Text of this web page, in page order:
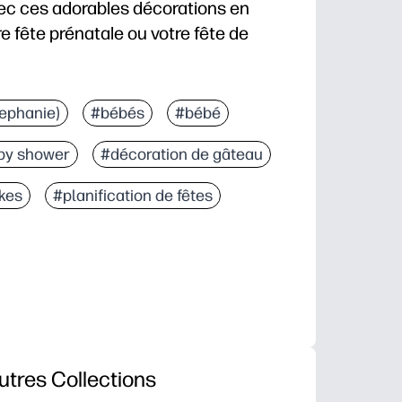
ces adorables décorations en
fête prénatale ou votre fête de
en quelques minutes : vous pouvez
animalières pour bébés relient instantanément
des cure-dents ou des brochettes,
digne d'un souvenir, robuste sur du papier
#bébés #bébé
shower #décoration de gâteau
#planification de fêtes
Collections